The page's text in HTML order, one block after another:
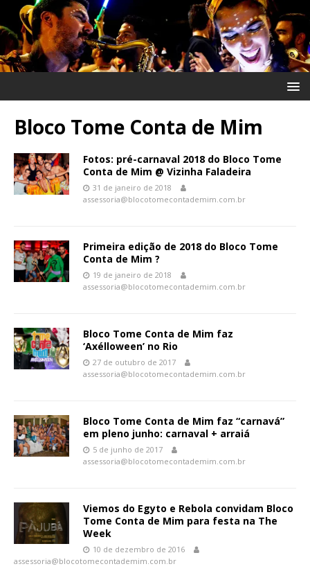
Bloco Tome Conta de Mim
Fotos: pré-carnaval 2018 do Bloco Tome
Conta de Mim @ Vizinha Faladeira
31 de janeiro de 2018
assessoria@blocotomecontademim.com.br
Primeira edição de 2018 do Bloco Tome
Conta de Mim ?
19 de janeiro de 2018
assessoria@blocotomecontademim.com.br
Bloco Tome Conta de Mim faz
‘Axélloween’ no Rio
27 de outubro de 2017
assessoria@blocotomecontademim.com.br
Bloco Tome Conta de Mim faz “carnavá”
em pleno junho: carnaval + arraiá
5 de junho de 2017
assessoria@blocotomecontademim.com.br
Viemos do Egyto e Rebola convidam Bloco
Tome Conta de Mim para festa na The
Week
10 de dezembro de 2016
assessoria@blocotomecontademim.com.br